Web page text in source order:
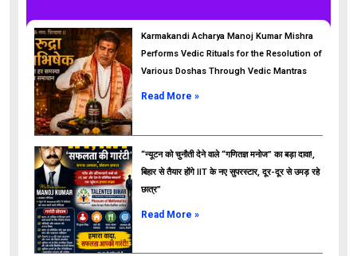
ads
Karmakandi Acharya Manoj Kumar Mishra
Performs Vedic Rituals for the Resolution of
Various Doshas Through Vedic Mantras
Read More »
“न्यूटन को चुनौती देने वाले “गणितज्ञ मनोज” का बड़ा दावा!,
बिहार से तैयार होंगे IIT के नए सुपरस्टार, दूर-दूर से उमड़ रहे
छात्र”
Read More »